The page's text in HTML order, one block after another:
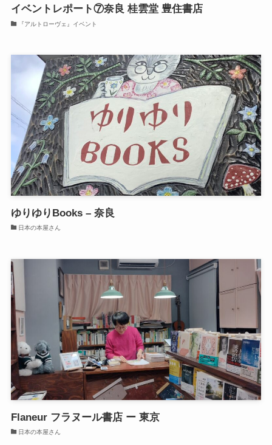
イベントレポート⑦奈良 桂雲堂 豊住書店
『アルトローヴェ』イベント
ゆりゆりBooks – 奈良
日本の本屋さん
Flaneur フラヌール書店 ー 東京
日本の本屋さん